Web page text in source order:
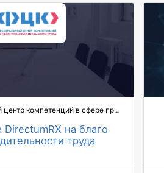
АНО "Федеральный центр компетенций в сфере производительности труда"
на благо
труда